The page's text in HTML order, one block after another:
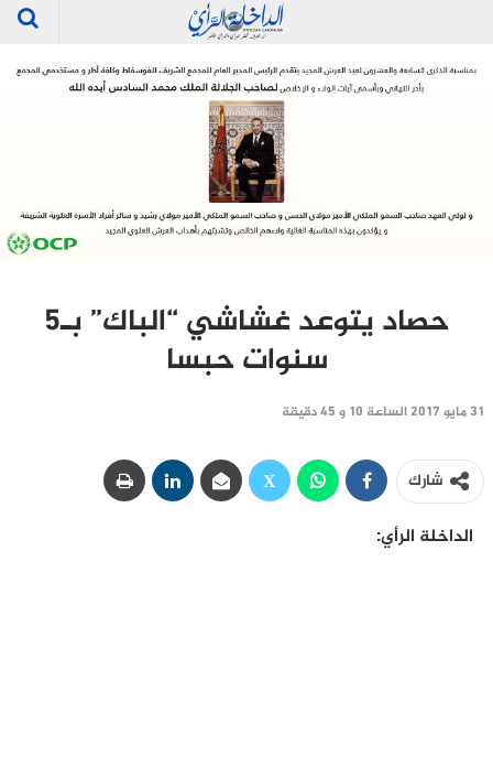
حصاد يتوعد غشاشي “الباك” بـ5
سنوات حبسا
31 مايو 2017 الساعة 10 و 45 دقيقة
شارك
الداخلة الرأي: